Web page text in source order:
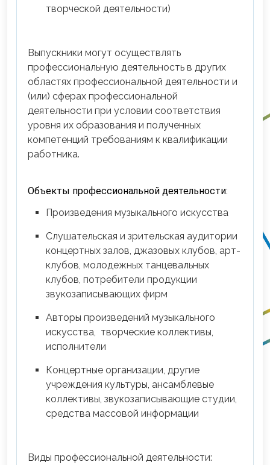
творческой деятельности)
Выпускники могут осуществлять
профессиональную деятельность в других
областях профессиональной деятельности и
(или) сферах профессиональной
деятельности при условии соответствия
уровня их образования и полученных
компетенций требованиям к квалификации
работника.
Объекты профессиональной деятельности:
Произведения музыкального искусства
Слушательская и зрительская аудитории
концертных залов, джазовых клубов, арт-
клубов, молодежных танцевальных
клубов, потребители продукции
звукозаписывающих фирм
Авторы произведений музыкального
искусства, творческие коллективы,
исполнители
Концертные организации, другие
учреждения культуры, ансамблевые
коллективы, звукозаписывающие студии,
средства массовой информации
Виды профессиональной деятельности: